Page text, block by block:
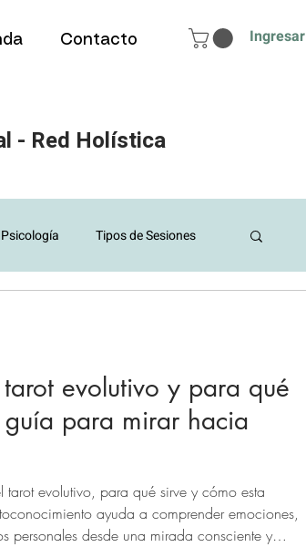
Contacto Ingresar
- Red Holística
Psicología Tipos de Sesiones
Eclipses y Fases lunares
evolutivo y para qué
para mirar hacia
tarot evolutivo, para qué sirve y cómo esta
ayuda a comprender emociones,
personales desde una mirada consciente y